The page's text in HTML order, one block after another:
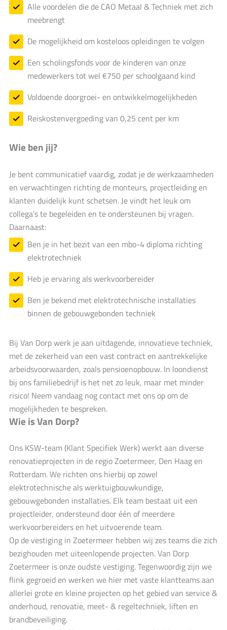
Alle voordelen die de CAO Metaal & Techniek met zich
meebrengt
De mogelijkheid om kosteloos opleidingen te volgen
Een scholingsfonds voor de kinderen van onze
medewerkers tot wel €750 per schoolgaand kind
Voldoende doorgroei- en ontwikkelmogelijkheden
Reiskostenvergoeding van 0,25 cent per km
Wie ben jij?
Je bent communicatief vaardig, zodat je de werkzaamheden
en verwachtingen richting de monteurs, projectleiding en
klanten duidelijk kunt schetsen. Je vindt het leuk om
collega’s te begeleiden en te ondersteunen bij vragen.
Daarnaast:
Ben je in het bezit van een mbo-4 diploma richting
elektrotechniek
Heb je ervaring als werkvoorbereider
Ben je bekend met elektrotechnische installaties
binnen de gebouwgebonden techniek
Bij Van Dorp werk je aan uitdagende, innovatieve techniek,
met de zekerheid van een vast contract en aantrekkelijke
arbeidsvoorwaarden, zoals pensioenopbouw. In loondienst
bij ons familiebedrijf is het net zo leuk, maar met minder
risico! Neem vandaag nog contact met ons op om de
mogelijkheden te bespreken.
Wie is Van Dorp?
Ons KSW-team (Klant Specifiek Werk) werkt aan diverse
renovatieprojecten in de regio Zoetermeer, Den Haag en
Rotterdam. We richten ons hierbij op zowel
elektrotechnische als werktuigbouwkundige,
gebouwgebonden installaties. Elk team bestaat uit een
projectleider, ondersteund door één of meerdere
werkvoorbereiders en het uitvoerende team.
Op de vestiging in Zoetermeer hebben wij zes teams die zich
bezighouden met uiteenlopende projecten. Van Dorp
Zoetermeer is onze oudste vestiging. Tegenwoordig zijn we
flink gegroeid en werken we hier met vaste klantteams aan
allerlei grote en kleine projecten op het gebied van service &
onderhoud, renovatie, meet- & regeltechniek, liften en
brandbeveiliging.